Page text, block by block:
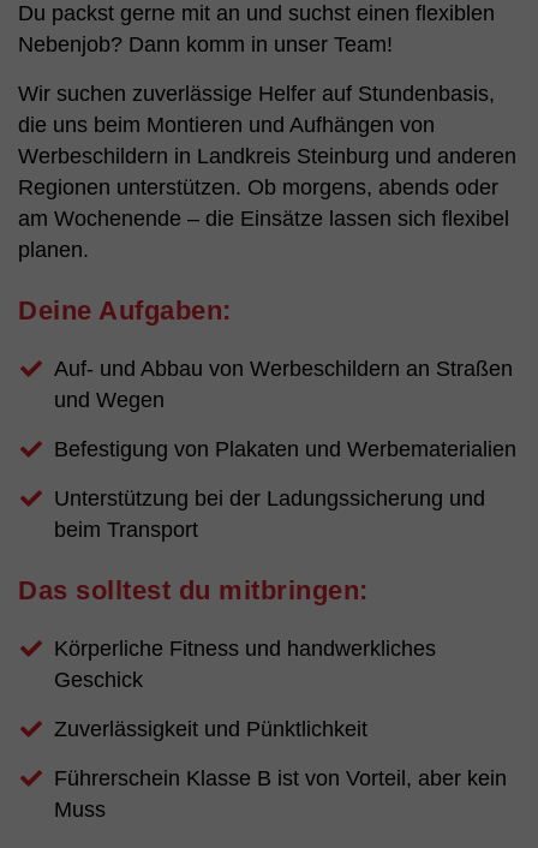
Du packst gerne mit an und suchst einen flexiblen
Nebenjob? Dann komm in unser Team!
Wir suchen zuverlässige Helfer auf Stundenbasis,
die uns beim Montieren und Aufhängen von
Werbeschildern in Landkreis Steinburg und anderen
Regionen unterstützen. Ob morgens, abends oder
am Wochenende – die Einsätze lassen sich flexibel
planen.
Deine Aufgaben:
Auf- und Abbau von Werbeschildern an Straßen
und Wegen
Befestigung von Plakaten und Werbematerialien
Unterstützung bei der Ladungssicherung und
beim Transport
Das solltest du mitbringen:
Körperliche Fitness und handwerkliches
Geschick
Zuverlässigkeit und Pünktlichkeit
Führerschein Klasse B ist von Vorteil, aber kein
Muss